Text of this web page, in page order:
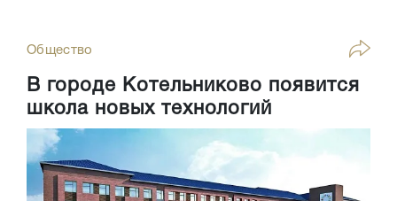
Общество
В городе Котельниково появится
школа новых технологий